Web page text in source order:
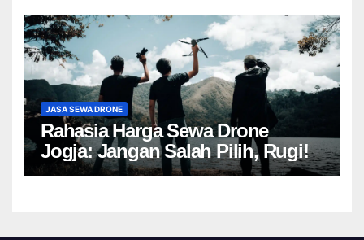
JASA SEWA DRONE
Rahasia Harga Sewa Drone
Jogja: Jangan Salah Pilih, Rugi!